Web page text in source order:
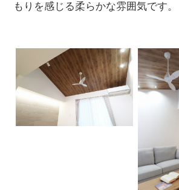
もりを感じる柔らかな雰囲気です。